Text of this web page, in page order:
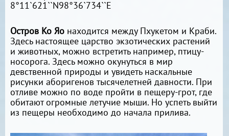
8°11`621``N98°36`734``E
Остров Ко Яо находится между Пхукетом и Краби.
Здесь настоящее царство экзотических растений
и животных, можно встретить например, птицу-
носорога. Здесь можно окунуться в мир
девственной природы и увидеть наскальные
рисунки аборигенов тысячелетней давности. При
отливе можно по воде пройти в пещеру-грот, где
обитают огромные летучие мыши. Но успеть выйти
из пещеры необходимо до начала прилива.